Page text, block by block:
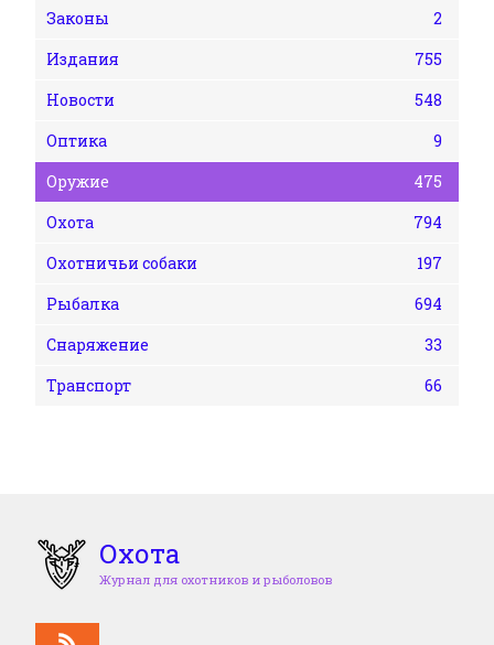
Законы
2
Издания
755
Новости
548
Оптика
9
Оружие
475
Охота
794
Охотничьи собаки
197
Рыбалка
694
Снаряжение
33
Транспорт
66
Охота
Журнал для охотников и рыболовов